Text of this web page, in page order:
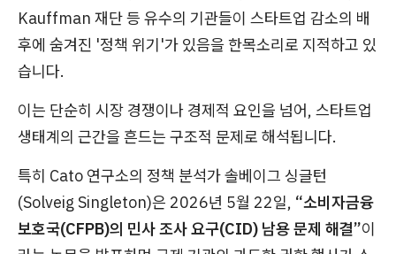
Kauffman 재단 등 유수의 기관들이 스타트업 감소의 배
후에 숨겨진 '정책 위기'가 있음을 한목소리로 지적하고 있
습니다.
이는 단순히 시장 경쟁이나 경제적 요인을 넘어, 스타트업
생태계의 근간을 흔드는 구조적 문제로 해석됩니다.
특히 Cato 연구소의 정책 분석가 솔베이그 싱글턴
(Solveig Singleton)은 2026년 5월 22일, “소비자금융
보호국(CFPB)의 민사 조사 요구(CID) 남용 문제 해결”이